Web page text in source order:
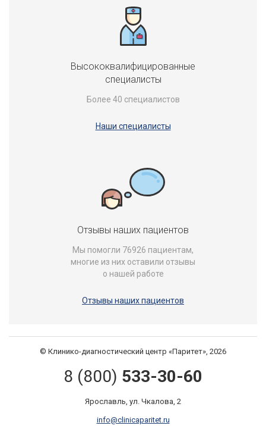
Высококвалифицированные
специалисты
Более 40 специалистов
Наши специалисты
Отзывы наших пациентов
Мы помогли 76926 пациентам,
многие из них оставили отзывы
о нашей работе
Отзывы наших пациентов
© Клинико-диагностический центр «Паритет», 2026
8 (800) 533-30-60
Ярославль, ул. Чкалова, 2
info@clinicaparitet.ru